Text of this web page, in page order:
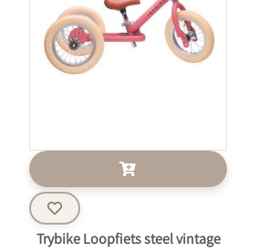
Trybike Loopfiets steel vintage